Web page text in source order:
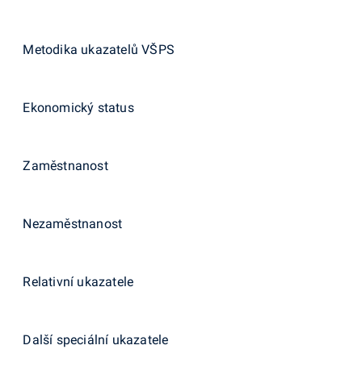
Metodika ukazatelů VŠPS
Ekonomický status
Zaměstnanost
Nezaměstnanost
Relativní ukazatele
Další speciální ukazatele